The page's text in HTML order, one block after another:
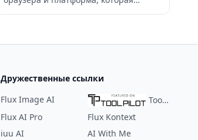
усиливает инструменты ИИ, такие
подсказок, возможностями
Дружественные ссылки
Flux Image AI
ToolPilot
Flux AI Pro
Flux Kontext
iuu AI
AI With Me